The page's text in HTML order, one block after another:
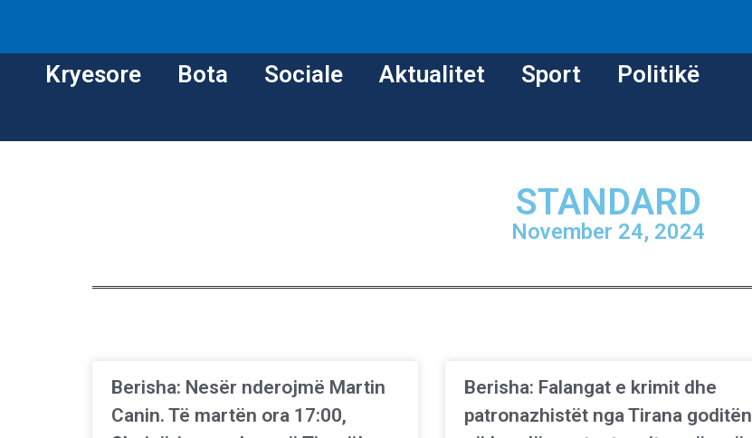
Kryesore Bota Sociale Aktualitet Sport Politikë
STANDARD
November 24, 2024
Berisha: Nesër nderojmë Martin
Canin. Të martën ora 17:00,
Berisha: Falangat e krimit dhe
patronazhistët nga Tirana goditën